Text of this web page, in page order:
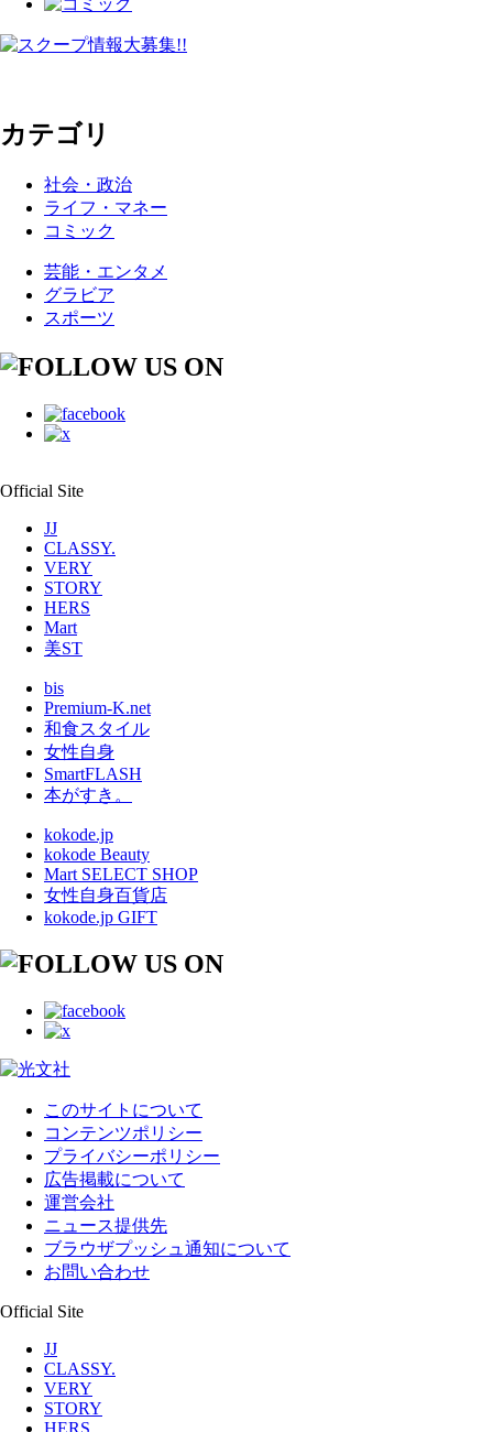
カテゴリ
社会・政治
ライフ・マネー
コミック
芸能・エンタメ
グラビア
スポーツ
Official Site
JJ
CLASSY.
VERY
STORY
HERS
Mart
美ST
bis
Premium-K.net
和食スタイル
女性自身
SmartFLASH
本がすき。
kokode.jp
kokode Beauty
Mart SELECT SHOP
女性自身百貨店
kokode.jp GIFT
このサイトについて
コンテンツポリシー
プライバシーポリシー
広告掲載について
運営会社
ニュース提供先
ブラウザプッシュ通知について
お問い合わせ
Official Site
JJ
CLASSY.
VERY
STORY
HERS